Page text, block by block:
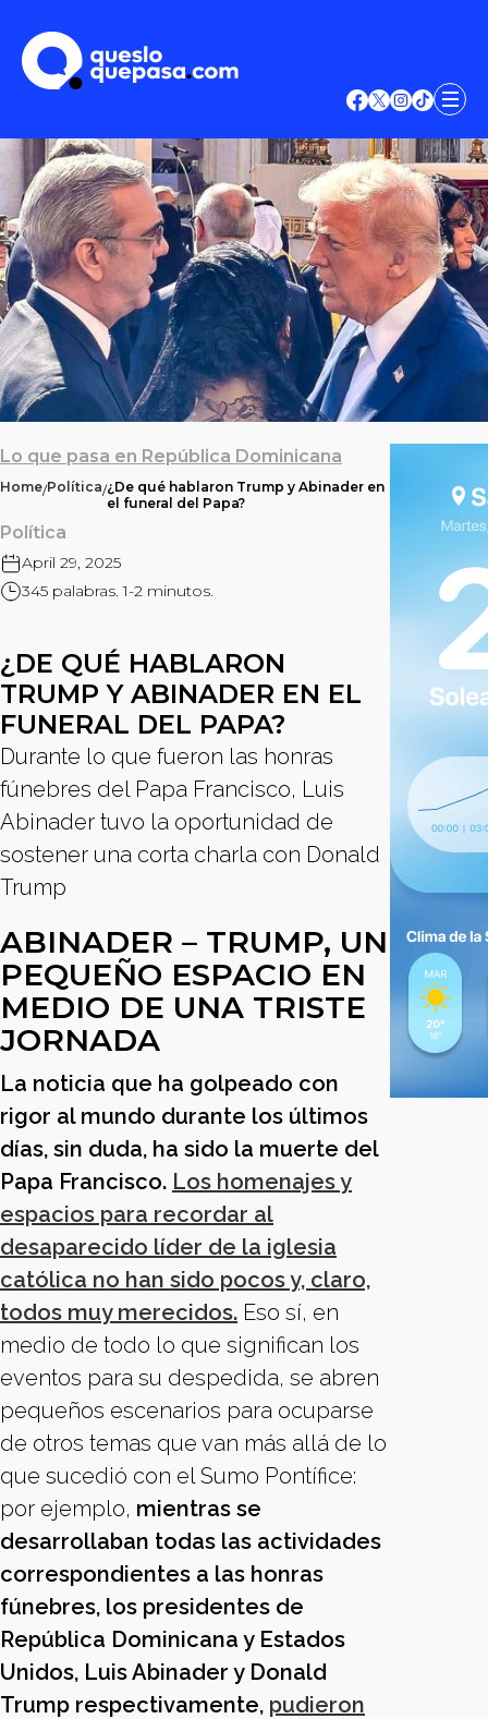
Lo que pasa en República Dominicana
Home/Política/¿De qué hablaron Trump y Abinader en
el funeral del Papa?
Política
April 29, 2025
345 palabras. 1-2 minutos.
¿DE QUÉ HABLARON
TRUMP Y ABINADER EN EL
FUNERAL DEL PAPA?
Durante lo que fueron las honras
fúnebres del Papa Francisco, Luis
Abinader tuvo la oportunidad de
sostener una corta charla con Donald
Trump
ABINADER – TRUMP, UN
PEQUEÑO ESPACIO EN
MEDIO DE UNA TRISTE
JORNADA
La noticia que ha golpeado con
rigor al mundo durante los últimos
días, sin duda, ha sido la muerte del
Papa Francisco. Los homenajes y
espacios para recordar al
desaparecido líder de la iglesia
católica no han sido pocos y, claro,
todos muy merecidos. Eso sí, en
medio de todo lo que significan los
eventos para su despedida, se abren
pequeños escenarios para ocuparse
de otros temas que van más allá de lo
que sucedió con el Sumo Pontífice:
por ejemplo, mientras se
desarrollaban todas las actividades
correspondientes a las honras
fúnebres, los presidentes de
República Dominicana y Estados
Unidos, Luis Abinader y Donald
Trump respectivamente, pudieron